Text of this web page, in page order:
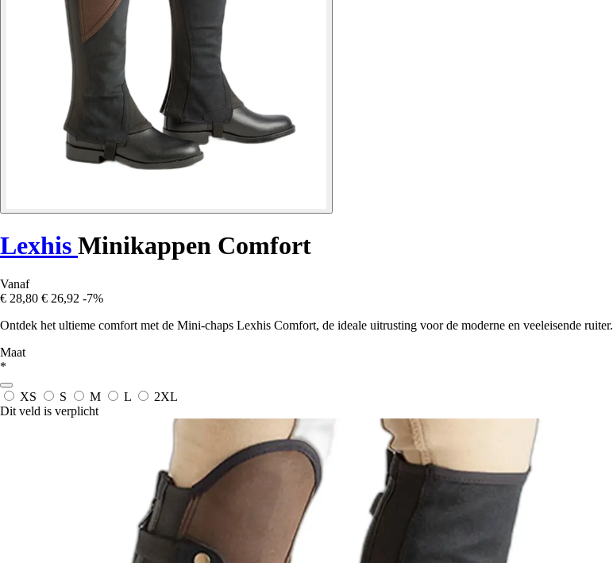
Lexhis Minikappen Comfort
Vanaf
€ 28,80 € 26,92 -7%
Ontdek het ultieme comfort met de Mini-chaps Lexhis Comfort, de ideale uitrusting voor de moderne en veeleisende ruiter.
Maat
*
XS S M L
2XL
Dit veld is verplicht